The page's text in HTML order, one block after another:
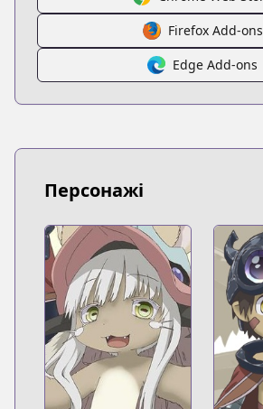
Firefox Add-ons
Edge Add-ons
Персонажі